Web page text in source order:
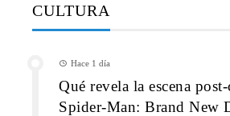
CULTURA
Hace 1 día
Qué revela la escena
Spider-Man: Brand New